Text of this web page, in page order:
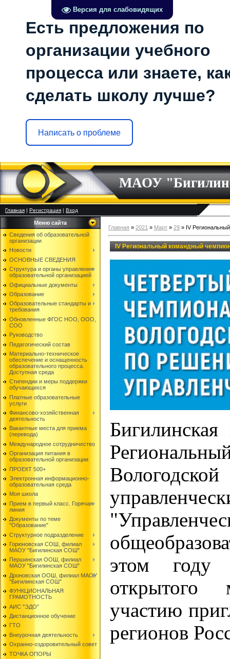
Версия для слабовидящих
Есть предложения по
организации учебного
процесса или знаете,
сделать школу лучше?
Написать о проблеме
МАОУ
Главная|Регистрация|Вход
Меню сайта
Сведения об образовательной
организации
Новости
ОСНОВНЫЕ СВЕДЕНИЯ
Структура и органы управления
образовательной организацией
Официальные документы
Образование
Образовательные стандарты и
требования
Обновленные ФГОС НОО, ООО,
СОО
Руководство
Педагогический состав
Материально-техническое
обеспечение и оснащенность
образовательного процесса.
Доступная среда
Стипендии и меры поддержки
обучающихся
Платные образовательные
услуги
Финансово-хозяйственная
деятельность
Вакантные места для приема
(перевода)
Международное сотрудничество
Организация питания в
образовательной организации
ПРОЕКТ 500+
Электронная информационно-
образовательная среда
Моя школа
Прием в первый класс. Горячая
линия
Документы по теме
"Образование"
Структурное подразделение
Горюновская СОШ, филиал
МАОУ "Бигилинская СОШ"
Першинская ООШ, филиал
МАОУ "Бигилинская СОШ"
Дроновская ООШ, филиал МАОУ
"Бигилинская СОШ"
ФУНКЦИОНАЛЬНАЯ
ГРАМОТНОСТЬ
АИС "ЭДО"
Дистанционное обучение
ГТО
Внеурочная деятельность
Охранно-оздоровительный совет
ТОЧКА ОПОРЫ
Главная » 2021 » Март » 29 » IV
IV Региональный командный
этом году
открытого
участию
регионов